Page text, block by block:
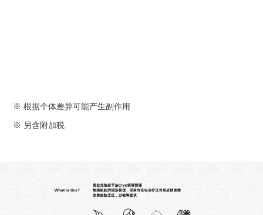
※ 根据个体差异可能产生副作用
※ 另含附加税